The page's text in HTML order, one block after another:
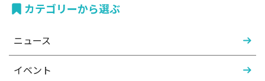
カテゴリーから選ぶ
ニュース
イベント